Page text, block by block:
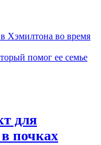
Хэмилтона во время
помог ее семье
для
почках